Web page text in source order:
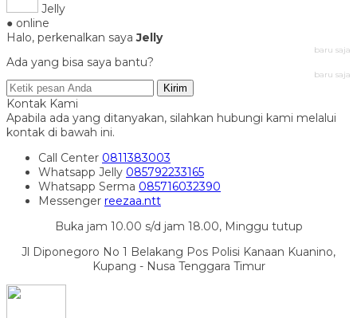
Jelly
● online
Halo, perkenalkan sayaJelly
baru saja
Ada yang bisa saya bantu?
baru saja
Kirim
Kontak Kami
Apabila ada yang ditanyakan, silahkan hubungi kami melalui
kontak di bawah ini.
Call Center 0811383003
Whatsapp Jelly 085792233165
Whatsapp Serma 085716032390
Messenger reezaa.ntt
Buka jam 10.00 s/d jam 18.00, Minggu tutup
Jl Diponegoro No 1 Belakang Pos Polisi Kanaan Kuanino,
Kupang - Nusa Tenggara Timur